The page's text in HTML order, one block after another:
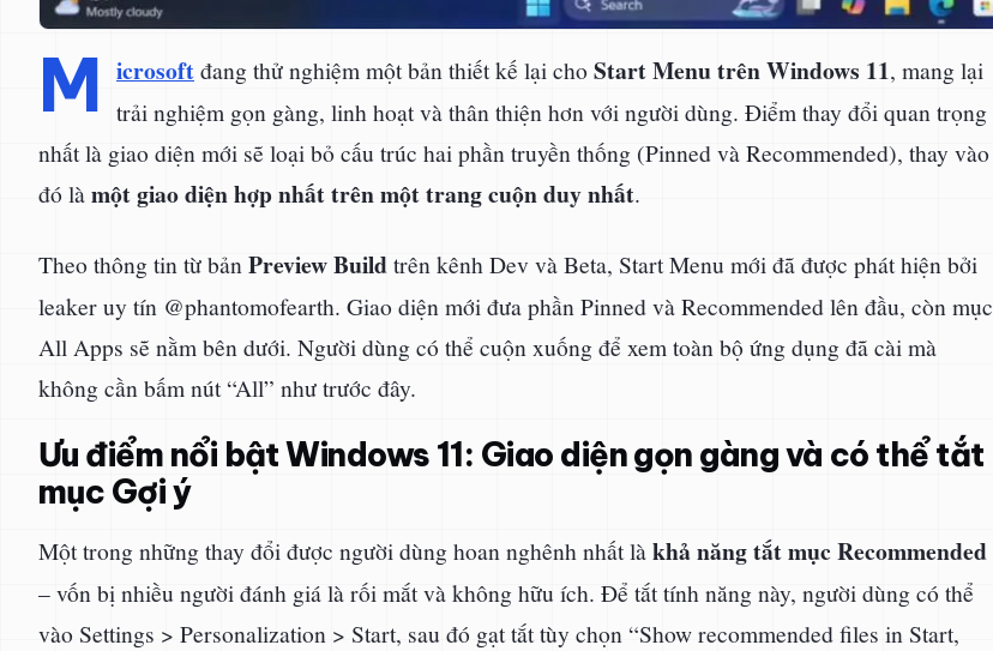
M icrosoftđang thử nghiệm một bản thiết kế lại cho Start Menu trên Windows 11, mang lại
trải nghiệm gọn gàng, linh hoạt và thân thiện hơn với người dùng. Điểm thay đổi quan trọng
nhất là giao diện mới sẽ loại bỏ cấu trúc hai phần truyền thống (Pinned và Recommended), thay vào
đó làmột giao diện hợp nhất trên một trang cuộn duy nhất.
Theo thông tin từ bản Preview Buildtrên kênh Dev và Beta, Start Menu mới đã được phát hiện bởi
leaker uy tín @phantomofearth. Giao diện mới đưa phần Pinned và Recommended lên đầu, còn mục
All Apps sẽ nằm bên dưới. Người dùng có thể cuộn xuống để xem toàn bộ ứng dụng đã cài mà
không cần bấm nút “All” như trước đây.
Ưu điểm nổi bật Windows 11: Giao diện gọn gàng và có thể tắt
mục Gợi ý
Một trong những thay đổi được người dùng hoan nghênh nhất làkhả năng tắt mục Recommended
– vốn bị nhiều người đánh giá là rối mắt và không hữu ích. Để tắt tính năng này, người dùng có thể
vào Settings > Personalization > Start, sau đó gạt tắt tùy chọn “Show recommended files in Start,